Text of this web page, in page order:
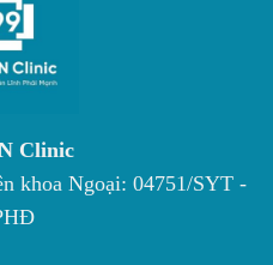
Clinic
khoa Ngoại: 04751/SYT -